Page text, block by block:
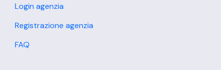
Login agenzia
Registrazione agenzia
FAQ